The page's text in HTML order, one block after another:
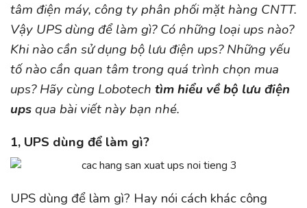
tâm điện máy, công ty phân phối mặt hàng CNTT.
Vậy UPS dùng để làm gì? Có những loại ups nào?
Khi nào cần sử dụng bộ lưu điện ups? Những yếu
tố nào cần quan tâm trong quá trình chọn mua
ups? Hãy cùng Lobotech tìm hiểu về bộ lưu điện
upsqua bài viết này bạn nhé.
1, UPS dùng để làm gì?
UPS dùng để làm gì? Hay nói cách khác công